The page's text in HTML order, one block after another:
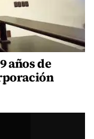
años de